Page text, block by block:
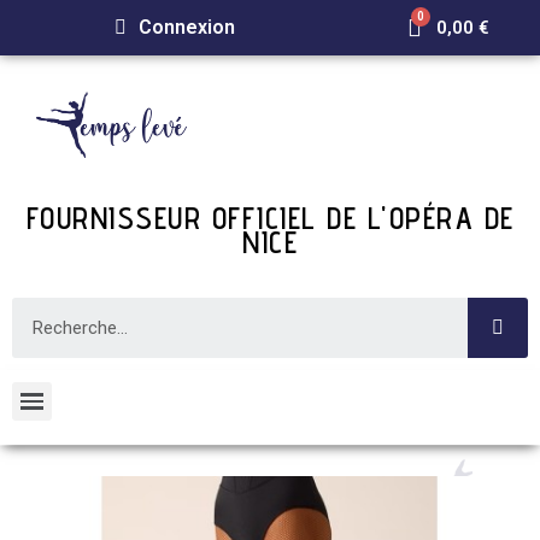
Connexion 0,00 €
FOURNISSEUR OFFICIEL DE L'OPÉRA DE
NICE